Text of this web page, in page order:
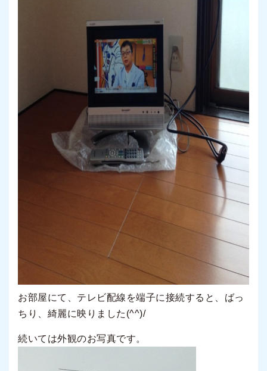
お部屋にて、テレビ配線を端子に接続すると、ばっ
ちり、綺麗に映りました(^^)/
続いては外観のお写真です。